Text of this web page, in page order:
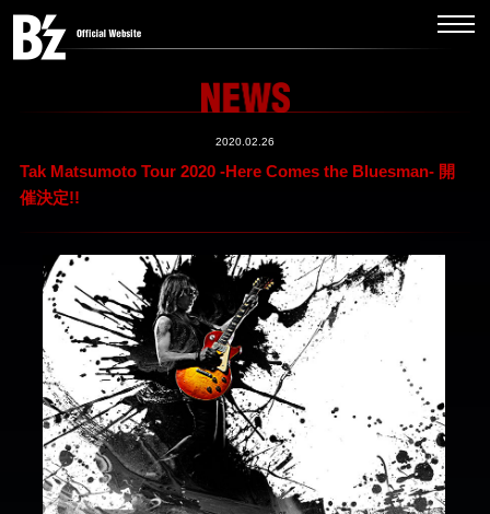
2020.02.26
Tak Matsumoto Tour 2020 -Here Comes the Bluesman- 開
催決定!!